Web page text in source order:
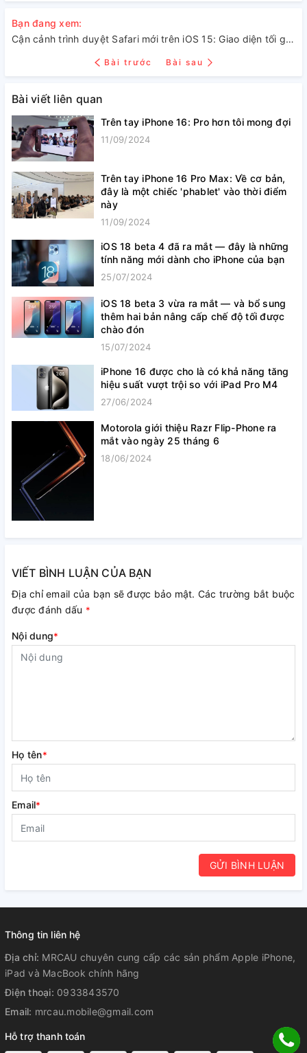
Bạn đang xem:
Cận cảnh trình duyệt Safari mới trên iOS 15: Giao diện tối giản nhưng cần thời gian làm quen
Bài trước Bài sau
Bài viết liên quan
Trên tay iPhone 16: Pro hơn tôi mong đợi
11/09/2024
Trên tay iPhone 16 Pro Max: Về cơ bản,
đây là một chiếc 'phablet' vào thời điểm
này
11/09/2024
iOS 18 beta 4 đã ra mắt — đây là những
tính năng mới dành cho iPhone của bạn
25/07/2024
iOS 18 beta 3 vừa ra mắt — và bổ sung
thêm hai bản nâng cấp chế độ tối được
chào đón
15/07/2024
iPhone 16 được cho là có khả năng tăng
hiệu suất vượt trội so với iPad Pro M4
27/06/2024
Motorola giới thiệu Razr Flip-Phone ra
mắt vào ngày 25 tháng 6
18/06/2024
VIẾT BÌNH LUẬN CỦA BẠN
Địa chỉ email của bạn sẽ được bảo mật. Các trường bắt buộc
được đánh dấu *
Nội dung*
Họ tên*
Email*
GỬI BÌNH LUẬN
Thông tin liên hệ
Địa chỉ: MRCAU chuyên cung cấp các sản phẩm Apple iPhone,
iPad và MacBook chính hãng
Điện thoại: 0933843570
Email: mrcau.mobile@gmail.com
Hỗ trợ thanh toán